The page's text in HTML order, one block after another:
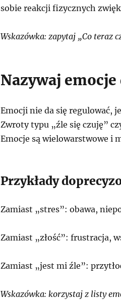
sobie reakcji fizycznych
Wskazówka: zapytaj „Co teraz
Nazywaj emocje
Emocji nie da się regulować,
Zwroty typu „źle się czuję”
Emocje są wielowarstwowe i
Przykłady
Zamiast „stres”: obawa,
Zamiast „złość”: frustracja,
Zamiast „jest mi źle”:
Wskazówka: korzystaj z listy